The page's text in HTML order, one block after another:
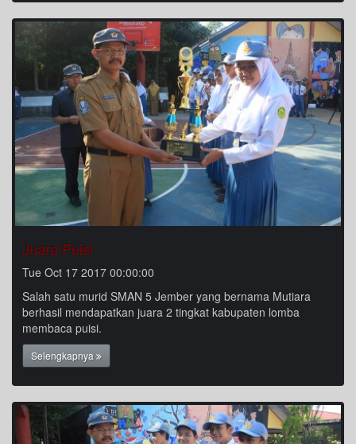
Juara Puisi
Tue Oct 17 2017 00:00:00
Salah satu murid SMAN 5 Jember yang bernama Mutiara
berhasil mendapatkan juara 2 tingkat kabupaten lomba
membaca puisi.
Selengkapnya